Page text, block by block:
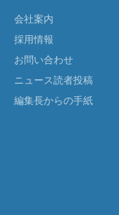
会社案内
採用情報
お問い合わせ
ニュース読者投稿
編集長からの手紙